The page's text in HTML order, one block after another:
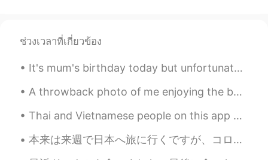
JP EN
私の彼氏は三つパックをくれたけど、
私の彼氏は三つパックをくれたけど、
二つは以前
終わった。
ここでは高価すぎ売っているのが
私に
は買えない。
ช่วงเวลาที่เกี่ยวข้อง
It's mum's birthday today but unfortunately we're still under movement-control order so we can't ...
A throwback photo of me enjoying the best job in the world! This was taken in Haikou, China ☺️ ca...
Thai and Vietnamese people on this app are friendly. I appreciate their effort in trying to inter...
本来は来週で日本へ旅に行くですが、コロナのせいでキャンセルしたので凄く残念です またこの目で色んな景色を見て、沢山の人に会って、色んな事を経験して、皆の文化に触れるのは楽しいです 何度でも行...